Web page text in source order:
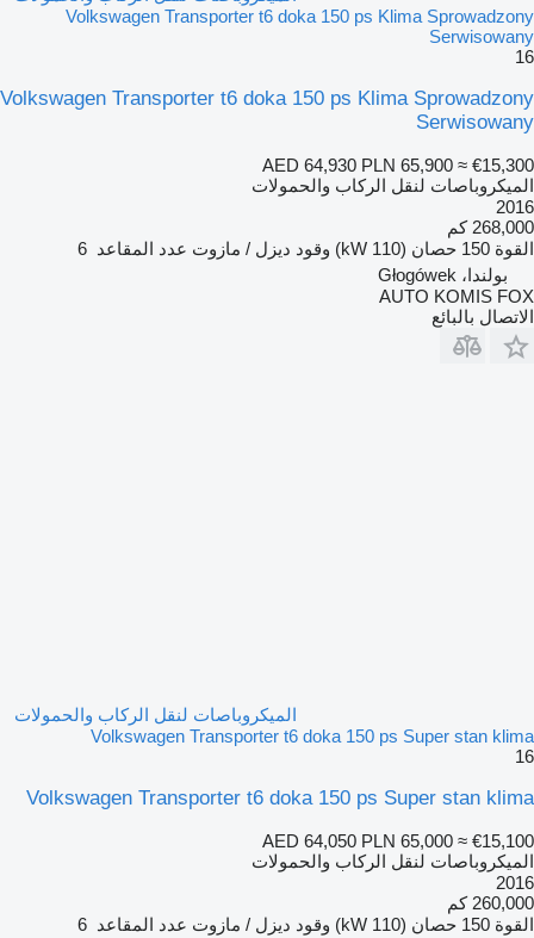
Volkswagen Transporter t6 doka 150 ps Klima Sprowadzony
Serwisowany
16
Volkswagen Transporter t6 doka 150 ps Klima Sprowadzony
Serwisowany
AED 64,930 PLN 65,900 ≈ €15,300
الميكروباصات لنقل الركاب والحمولات
2016
268,000 كم
القوة 150 حصان (110 kW) وقود ديزل / مازوت عدد المقاعد 6
بولندا، Głogówek
AUTO KOMIS FOX
الاتصال بالبائع
الميكروباصات لنقل الركاب والحمولات
Volkswagen Transporter t6 doka 150 ps Super stan klima
16
Volkswagen Transporter t6 doka 150 ps Super stan klima
AED 64,050 PLN 65,000 ≈ €15,100
الميكروباصات لنقل الركاب والحمولات
2016
260,000 كم
القوة 150 حصان (110 kW) وقود ديزل / مازوت عدد المقاعد 6